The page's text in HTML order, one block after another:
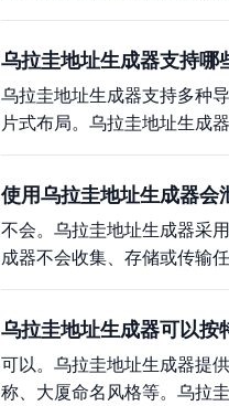
乌拉圭地址生成器支持哪
乌拉圭地址生成器支持多种
片式布局。乌拉圭地址生成
使用乌拉圭地址生成器会
不会。乌拉圭地址生成器采
成器不会收集、存储或传输
乌拉圭地址生成器可以按
可以。乌拉圭地址生成器提
称、大厦命名风格等。乌拉